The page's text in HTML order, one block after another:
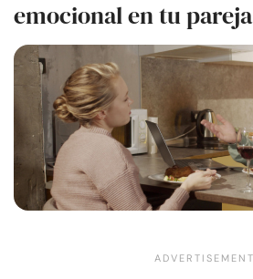
emocional en tu pareja